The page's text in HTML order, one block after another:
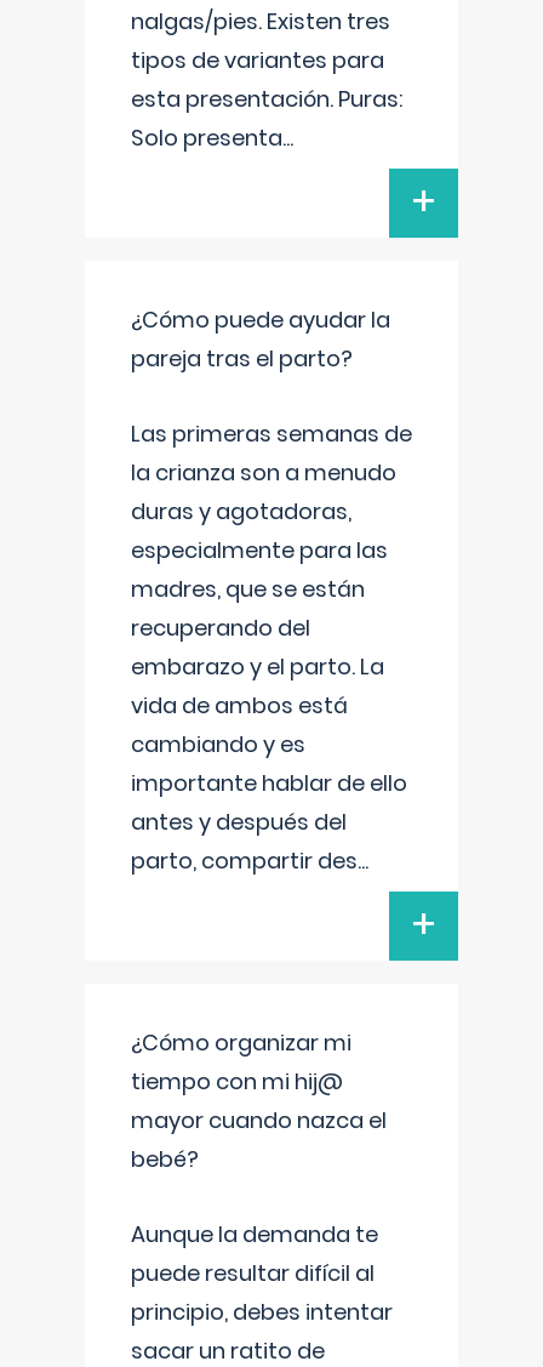
nalgas/pies. Existen tres
tipos de variantes para
esta presentación. Puras:
Solo presenta...
+
¿Cómo puede ayudar la
pareja tras el parto?
Las primeras semanas de
la crianza son a menudo
duras y agotadoras,
especialmente para las
madres, que se están
recuperando del
embarazo y el parto. La
vida de ambos está
cambiando y es
importante hablar de ello
antes y después del
parto, compartir des...
+
¿Cómo organizar mi
tiempo con mi hij@
mayor cuando nazca el
bebé?
Aunque la demanda te
puede resultar difícil al
principio, debes intentar
sacar un ratito de